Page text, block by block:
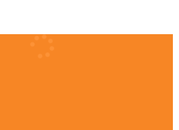
рыб. Водится окунь, щука, карась,